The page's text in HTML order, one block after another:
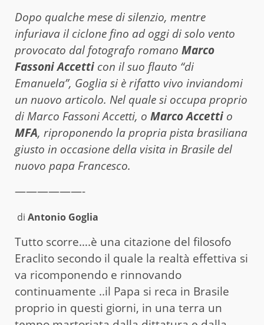
Dopo qualche mese di silenzio, mentre
infuriava il ciclone fino ad oggi di solo vento
provocato dal fotografo romano Marco
Fassoni Accetti con il suo flauto “di
Emanuela”, Goglia si è rifatto vivo inviandomi
un nuovo articolo. Nel quale si occupa proprio
di Marco Fassoni Accetti, o Marco Accetti o
MFA, riproponendo la propria pista brasiliana
giusto in occasione della visita in Brasile del
nuovo papa Francesco.
——————-
di Antonio Goglia
Tutto scorre….è una citazione del filosofo
Eraclito secondo il quale la realtà effettiva si
va ricomponendo e rinnovando
continuamente ..il Papa si reca in Brasile
proprio in questi giorni, in una terra un